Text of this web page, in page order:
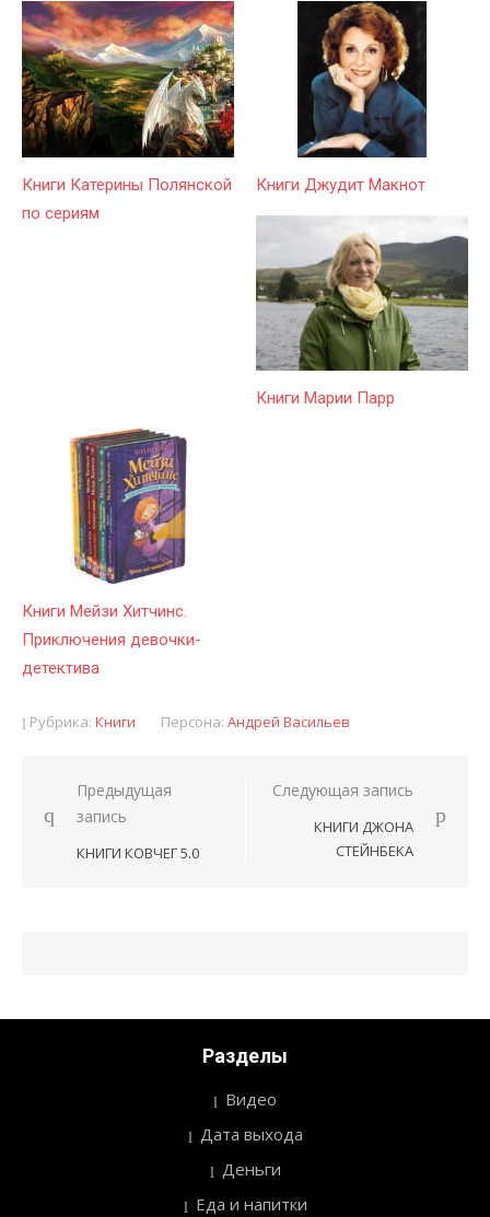
Книги Катерины Полянской
по сериям
Книги Джудит Макнот
Книги Марии Парр
Книги Мейзи Хитчинс.
Приключения девочки-
детектива
Рубрика: Книги Персона: Андрей Васильев
Навигация
Предыдущая
запись
КНИГИ КОВЧЕГ 5.0
Следующая запись
КНИГИ ДЖОНА
СТЕЙНБЕКА
Разделы
Видео
Дата выхода
Деньги
Еда и напитки